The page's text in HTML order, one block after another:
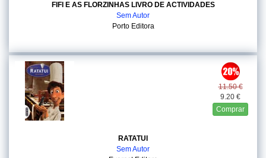
FIFI E AS FLORZINHAS LIVRO DE ACTIVIDADES
Sem Autor
Porto Editora
11.50 €
9.20 €
Comprar
RATATUI
Sem Autor